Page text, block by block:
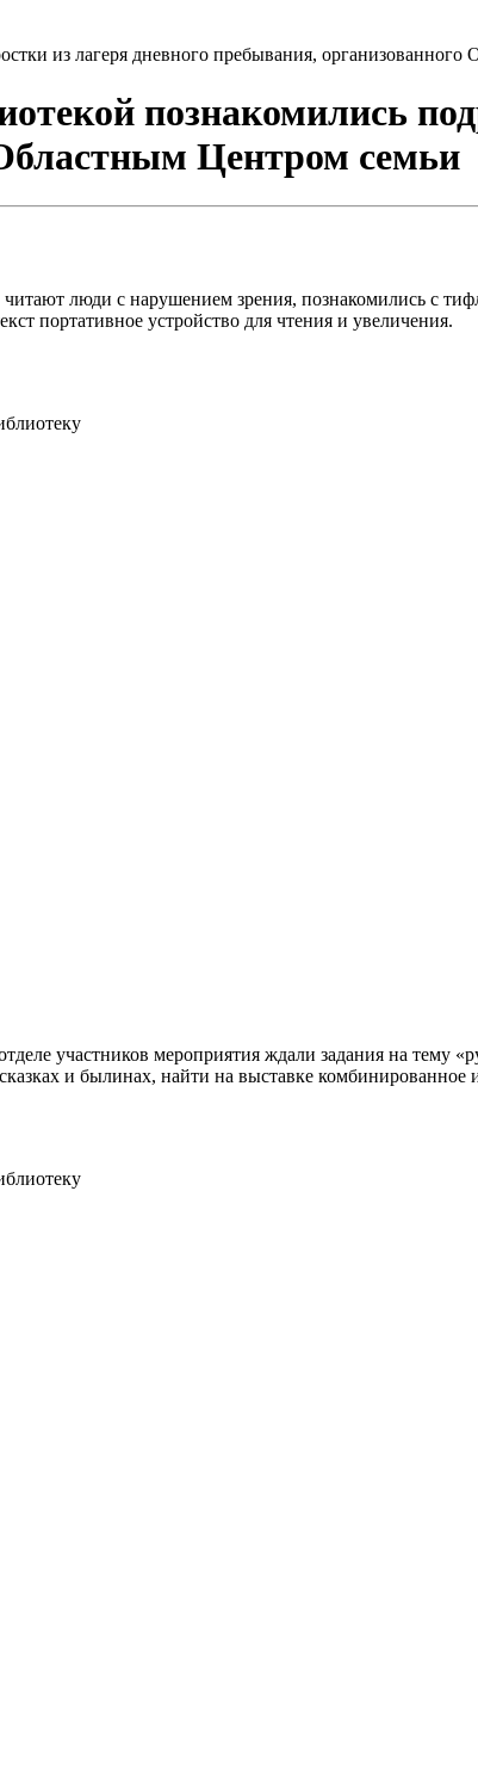
из лагеря дневного пребывания,
познакомились
Центром семьи
люди с нарушением зрения, познакомились с
портативное устройство для чтения и увеличения.
участников мероприятия ждали задания на тему
и былинах, найти на выставке